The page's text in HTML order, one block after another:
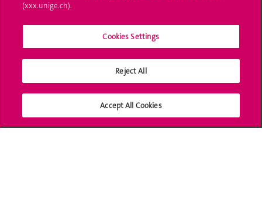
Offres d'emploi
Calendrier académique
Médias sociaux UNIGE
(xxx.unige.ch).
Cookies Settings
Reject All
Accept All Cookies